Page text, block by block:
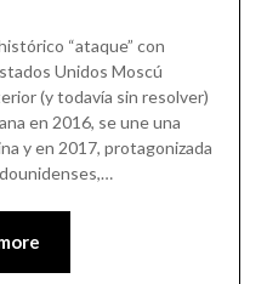
“ataque” con
Unidos Moscú
(y todavía sin resolver)
en 2016, se une una
y en 2017, protagonizada